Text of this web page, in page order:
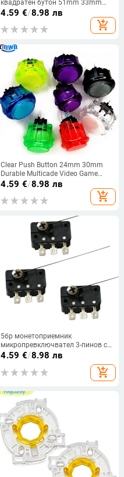
квадратен бутон 51mm 33mm
правоъгълен бутон 51*30mm
триъгълен кръгъл бутон 28mm
45mm
4.59 €/8.98 лв
add_shopping_cart
Clear Push Button 24mm 30mm
Durable Multicade Video Game
Console Copy Sanwa Obsc Hitbox
Controller Tablero Arcade Pc Neo
Geo
4.59 €/8.98 лв
add_shopping_cart
5бр монетоприемник
микропревключвател 3-пинов с
5A 10 см игла за американски
монетоприемащи
микропревключватели аркадна
4.59 €/8.98 лв
add_shopping_cart